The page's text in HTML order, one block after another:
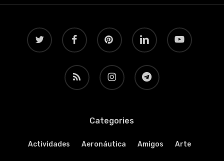
twitter facebook pinterest linkedin youtube
RSS instagram telegram
Categories
Actividades Aeronáutica Amigos Arte